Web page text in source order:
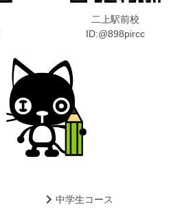
二上駅前校
ID:@898pircc
中学生コース